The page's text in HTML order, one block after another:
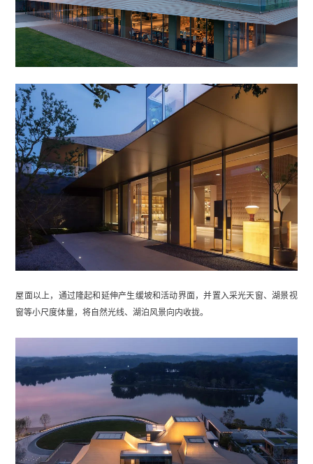
屋面以上，通过隆起和延伸产生缓坡和活动界面，并置入采光天窗、湖景视
窗等小尺度体量，将自然光线、湖泊风景向内收拢。